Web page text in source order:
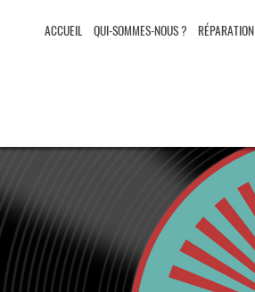
ACCUEIL QUI-SOMMES-NOUS ? RÉPARATION